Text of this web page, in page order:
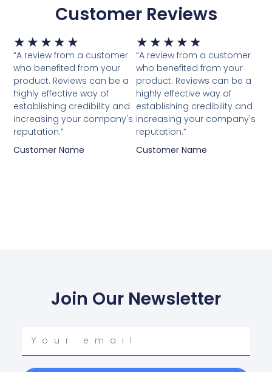
Customer Reviews
★ ★ ★ ★ ★ Waardering
5
van
5
“A review from a customer
who benefited from your
product. Reviews can be a
highly effective way of
establishing credibility and
increasing your company's
reputation.”
Customer Name
★ ★ ★ ★ ★
5
van
5
“A review from a customer
who benefited from your
product. Reviews can be a
highly effective way of
establishing credibility and
increasing your company's
reputation.”
Customer Name
Join Our Newsletter
email